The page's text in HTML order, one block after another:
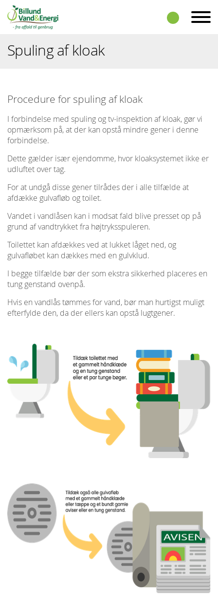
Spuling af kloak
Procedure for spuling af kloak
I forbindelse med spuling og tv-inspektion af kloak, gør vi
opmærksom på, at der kan opstå mindre gener i denne
forbindelse.
Dette gælder især ejendomme, hvor kloaksystemet ikke er
udluftet over tag.
For at undgå disse gener tilrådes der i alle tilfælde at
afdække gulvafløb og toilet.
Vandet i vandlåsen kan i modsat fald blive presset op på
grund af vandtrykket fra højtryksspuleren.
Toilettet kan afdækkes ved at lukket låget ned, og
gulvafløbet kan dækkes med en gulvklud.
I begge tilfælde bør der som ekstra sikkerhed placeres en
tung genstand ovenpå.
Hvis en vandlås tømmes for vand, bør man hurtigst muligt
efterfylde den, da der ellers kan opstå lugtgener.